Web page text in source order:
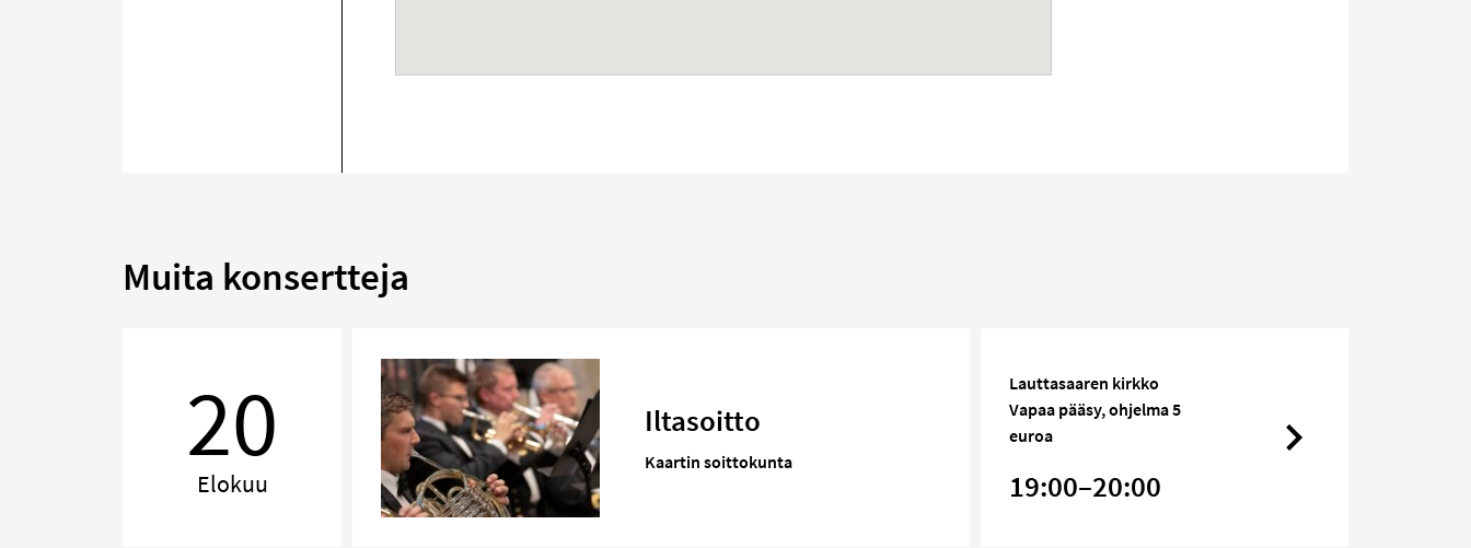
Muita konsertteja
20
Elokuu
Iltasoitto
Kaartin soittokunta
Lauttasaaren kirkko
Vapaa pääsy, ohjelma 5
euroa
19:00–20:00